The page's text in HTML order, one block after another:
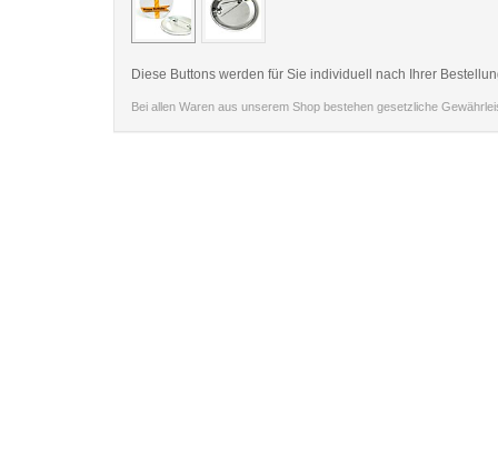
Diese Buttons werden für Sie individuell nach Ihrer
Bei allen Waren aus unserem Shop bestehen gesetzliche